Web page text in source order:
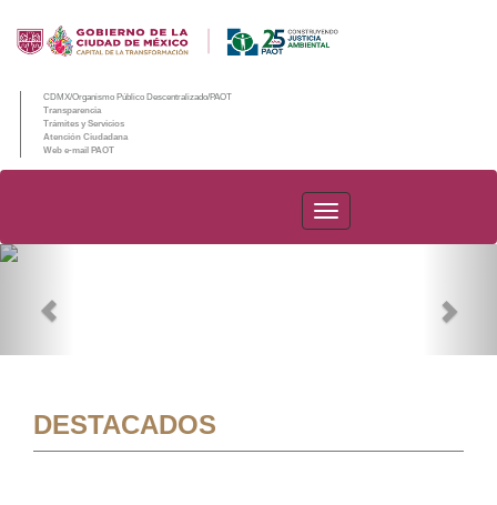
CDMX/Organismo Público Descentralizado/PAOT
Transparencia
Trámites y Servicios
Atención Ciudadana
Web e-mail PAOT
PAOT
DESTACADOS